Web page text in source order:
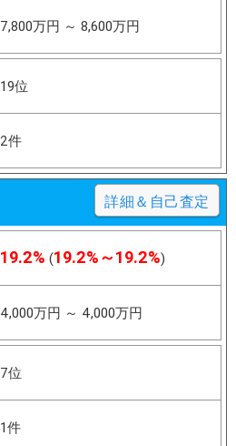
7,800万円 ～ 8,600万円
19位
2件
詳細＆自己査定
19.2% (19.2%～19.2%)
4,000万円 ～ 4,000万円
7位
1件